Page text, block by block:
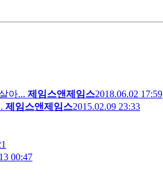
아... 제임스앤제임스2018.06.02 17:59
제임스앤제임스2015.02.09 23:33
00:47